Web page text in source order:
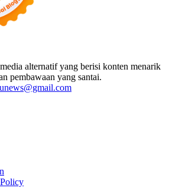
alternatif yang berisi konten menarik
pembawaan yang santai.